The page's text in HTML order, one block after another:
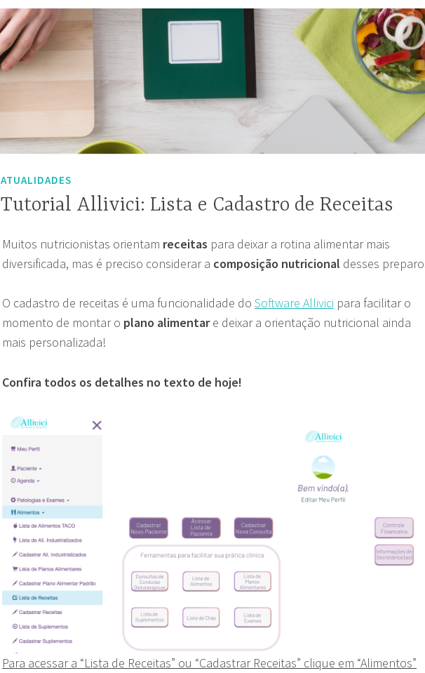
ATUALIDADES
Tutorial Allivici: Lista e Cadastro de Receitas
Muitos nutricionistas orientam receitas para deixar a rotina alimentar mais
diversificada, mas é preciso considerar a composição nutricional desses
O cadastro de receitas é uma funcionalidade do Software Allivici para facilitar o
momento de montar o plano alimentare deixar a orientação nutricional ainda
mais personalizada!
Confira todos os detalhes no texto de hoje!
Para acessar a “Lista de Receitas” ou “Cadastrar Receitas” clique em “Alimentos”